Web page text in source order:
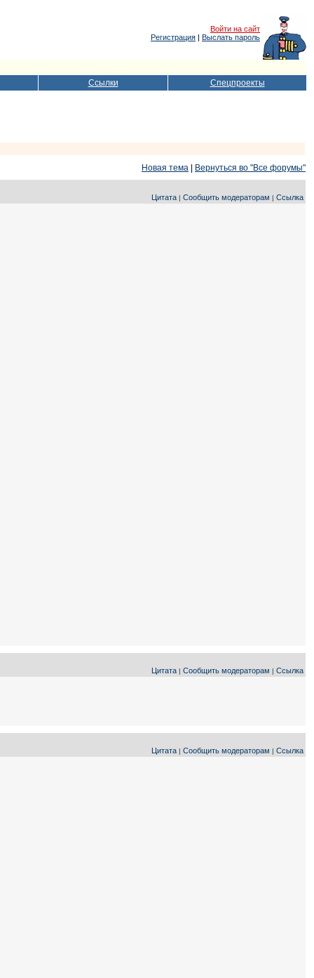
Войти на сайт
Регистрация | Выслать пароль
Ссылки Спецпроекты
Новая тема
Вернуться во "Все форумы"
Цитата | Сообщить модераторам | Ссылка
Цитата | Сообщить модераторам | Ссылка
Цитата | Сообщить модераторам | Ссылка